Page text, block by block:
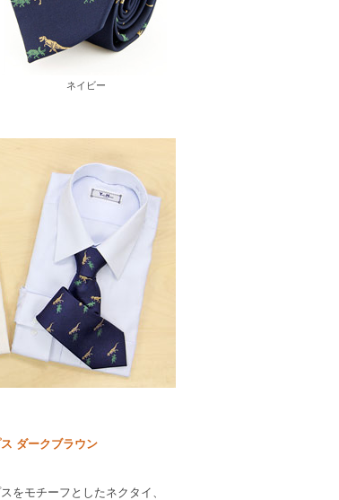
ネイビー
ダークブラウン
をモチーフとしたネクタイ、